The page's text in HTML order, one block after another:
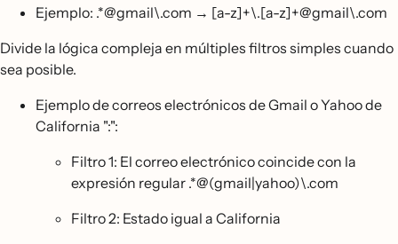
Ejemplo: .*@gmail\.com → [a-z]+\.[a-z]+@gmail\.com
Divide la lógica compleja en múltiples filtros simples cuando
sea posible.
Ejemplo de correos electrónicos de Gmail o Yahoo de
California ":":
Filtro 1: El correo electrónico coincide con la
expresión regular .*@(gmail|yahoo)\.com
Filtro 2: Estado igual a California